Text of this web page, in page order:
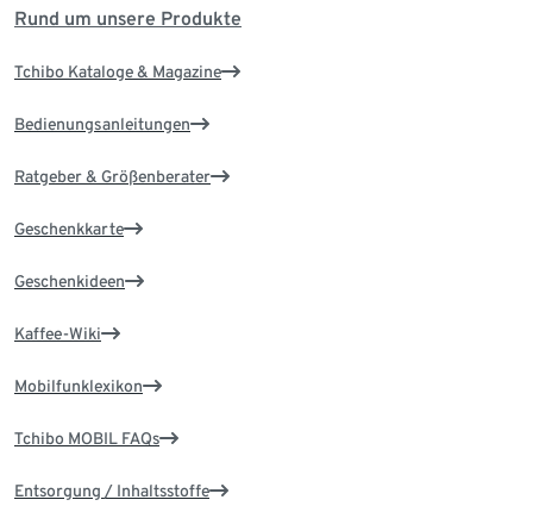
Rund um unsere Produkte
Tchibo Kataloge & Magazine
Bedienungsanleitungen
Ratgeber & Größenberater
Geschenkkarte
Geschenkideen
Kaffee-Wiki
Mobilfunklexikon
Tchibo MOBIL FAQs
Entsorgung / Inhaltsstoffe